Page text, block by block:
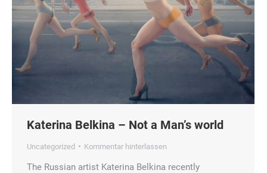
Katerina Belkina – Not a Man’s world
Uncategorized Kommentar hinterlassen
The Russian artist Katerina Belkina recently